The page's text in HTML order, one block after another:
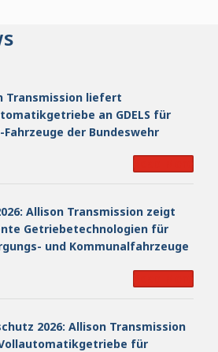
Transmission liefert
an GDELS für
Fahrzeuge der Bundeswehr
Allison Transmission zeigt
Getriebetechnologien für
und Kommunalfahrzeuge
2026: Allison Transmission
für